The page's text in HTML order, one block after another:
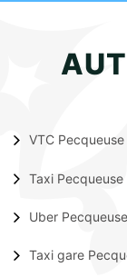
VTC
Taxi Pecqueuse
Uber
Taxi gare